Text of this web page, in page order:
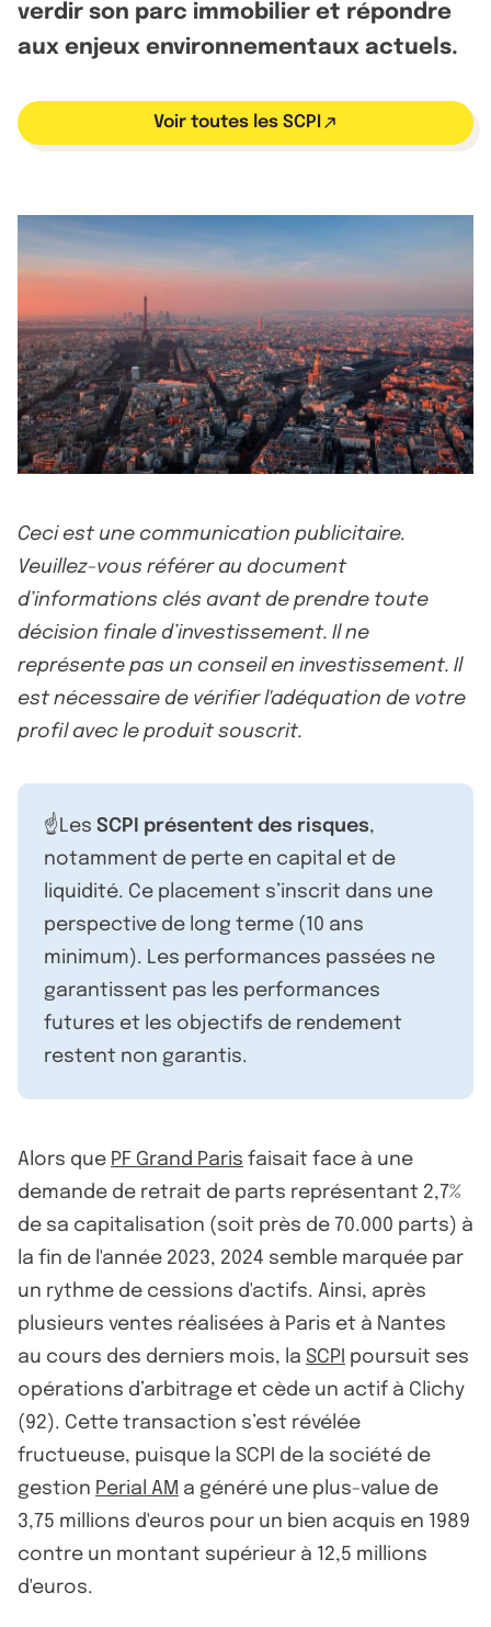
verdir son parc immobilier et répondre
aux enjeux environnementaux actuels.
Voir toutes les SCPI
Ceci est une communication publicitaire.
Veuillez-vous référer au document
d’informations clés avant de prendre toute
décision finale d’investissement. Il ne
représente pas un conseil en investissement. Il
est nécessaire de vérifier l'adéquation de votre
profil avec le produit souscrit.
☝️Les SCPI présentent des risques,
notamment de perte en capital et de
liquidité. Ce placement s’inscrit dans une
perspective de long terme (10 ans
minimum). Les performances passées ne
garantissent pas les performances
futures et les objectifs de rendement
restent non garantis.
Alors que PF Grand Paris faisait face à une
demande de retrait de parts représentant 2,7%
de sa capitalisation (soit près de 70.000 parts) à
la fin de l'année 2023, 2024 semble marquée par
un rythme de cessions d'actifs. Ainsi, après
plusieurs ventes réalisées à Paris et à Nantes
au cours des derniers mois, la SCPI poursuit ses
opérations d’arbitrage et cède un actif à Clichy
(92). Cette transaction s’est révélée
fructueuse, puisque la SCPI de la société de
gestion Perial AM a généré une plus-value de
3,75 millions d'euros pour un bien acquis en 1989
contre un montant supérieur à 12,5 millions
d'euros.